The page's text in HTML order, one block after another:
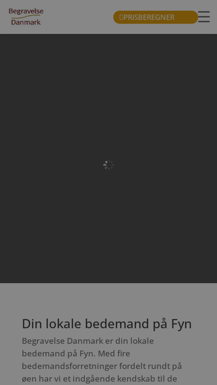
PRISBEREGNER
Din lokale bedemand på Fyn
Begravelse Danmark er din lokale
bedemand på Fyn. Med fire
bedemandsforretninger fordelt rundt på
øen har vi et indgående kendskab til de